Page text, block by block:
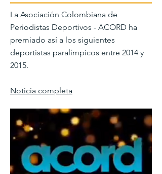
La Asociación Colombiana de
Periodistas Deportivos - ACORD ha
premiado así a los siguientes
deportistas paralímpicos entre 2014 y
2015.
Noticia completa